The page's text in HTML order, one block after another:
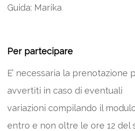
Guida: Marika
Per partecipare
E’ necessaria la prenotazione
avvertiti in caso di eventuali
variazioni compilando il
entro e non oltre le ore 12 del